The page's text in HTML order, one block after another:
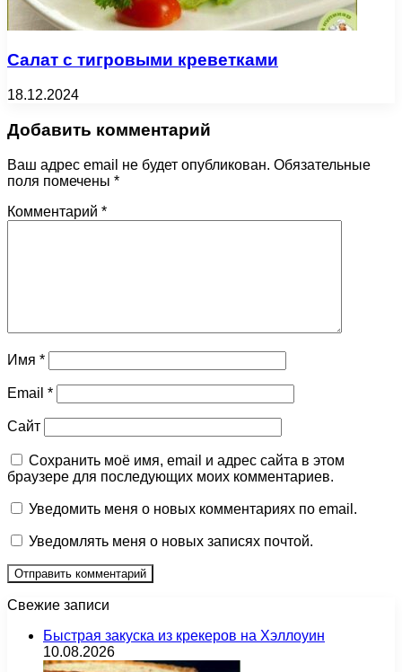
Салат с тигровыми креветками
18.12.2024
Добавить комментарий
Ваш адрес email не будет опубликован. Обязательные
поля помечены *
Комментарий *
Имя *
Email *
Сайт
Сохранить моё имя, email и адрес сайта в этом
браузере для последующих моих комментариев.
Уведомить меня о новых комментариях по email.
Уведомлять меня о новых записях почтой.
Свежие записи
Быстрая закуска из крекеров на Хэллоуин
10.08.2026